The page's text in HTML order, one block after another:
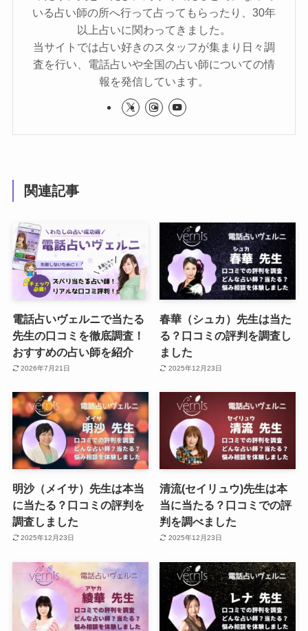
いる占い師の所へ行って占ってもらったり、30年
以上占いに関わってきました。
当サイトでは占い好きのスタッフが集まり日々調
査を行い、電話占いや全国の占い師についての情
報を発信しています。
関連記事
電話占いヴェルニで当たる
先生の口コミを徹底調査！
おすすめの占い師を紹介
2026年7月21日
春華（シュカ）先生は当た
る？口コミの評判を調査し
ました
2025年12月23日
明沙（メイサ）先生は本当
に当たる？口コミの評判を
調査しました
2025年12月23日
清流(セイリュウ)先生は本
当に当たる？口コミでの評
判を調べました
2025年12月23日